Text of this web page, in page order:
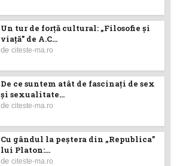
Un tur de forță cultural: „Filosofie și
viață” de A.C...
deciteste-ma.ro
De ce suntem atât de fascinați de sex
și sexualitate...
deciteste-ma.ro
Cu gândul la peştera din „Republica”
lui Platon:...
deciteste-ma.ro